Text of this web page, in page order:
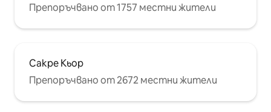
Препоръчвано от 1757 местни жители
Сакре Кьор
Препоръчвано от 2672 местни жители